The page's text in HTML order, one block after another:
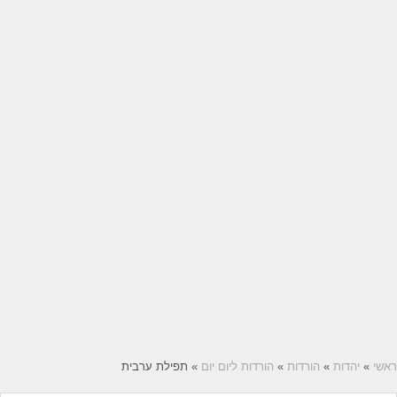
ראשי » יהדות » הורדות » הורדות ליום יום » תפילת ערבית